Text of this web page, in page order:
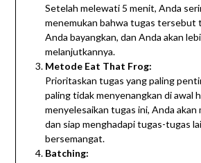
Setelah melewati 5 menit, Anda
menemukan bahwa tugas tersebut
Anda bayangkan, dan Anda akan
melanjutkannya.
Metode Eat That Frog:
Prioritaskan tugas yang paling
paling tidak menyenangkan di awal
menyelesaikan tugas ini, Anda akan
dan siap menghadapi tugas-tugas
bersemangat.
Batching: